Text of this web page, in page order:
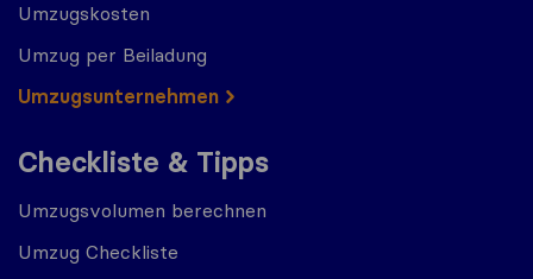
Umzugskosten
Umzug per Beiladung
Umzugs​​unternehmen
Checkliste & Tipps
Umzugsvolumen berechnen
Umzug Checkliste